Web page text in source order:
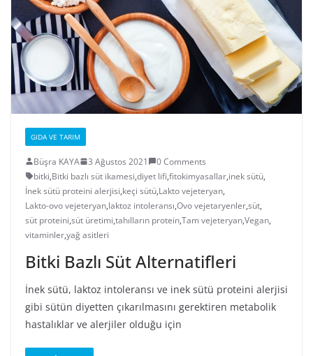
GIDA VE TARIM
Büşra KAYA 3 Ağustos 2021
0 Comments
bitki,Bitki bazlı süt ikamesi,diyet lifi,fitokimyasallar,inek sütü,
İnek sütü proteini alerjisi,keçi sütü,Lakto vejeteryan,
Lakto-ovo vejeteryan,laktoz intoleransı,Ovo vejetaryenler,süt,
süt proteini,süt üretimi,tahılların protein,Tam vejeteryan,Vegan,
vitaminler,yağ asitleri
Bitki Bazlı Süt Alternatifleri
İnek sütü, laktoz intoleransı ve inek sütü proteini alerjisi
gibi sütün diyetten çıkarılmasını gerektiren metabolik
hastalıklar ve alerjiler olduğu için